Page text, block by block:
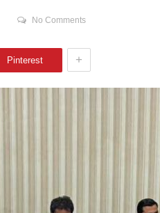
No Comments
Pinterest +